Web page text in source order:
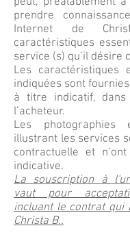
prendre
Internet de
caractéristiques
service (s) qu’il désire
Les caractéristiques
indiquées sont
à titre indicatif, dans
l’acheteur.
Les
illustrant les services
contractuelle et
indicative.
La souscription à
vaut pour
incluant le contrat qui
Christa B..